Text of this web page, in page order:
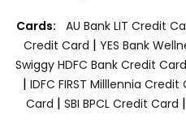
Cards: AU Bank LIT Credit
Credit Card | YES Bank
Swiggy HDFC Bank Credit Card
| IDFC FIRST Milllennia Credit
Card | SBI BPCL Credit Card |